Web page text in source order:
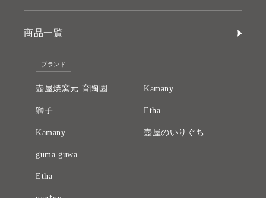
商品一覧
ブランド
壺屋焼窯元 育陶園
獅子
Kamany
guma guwa
Etha
Kamany
Etha
壺屋のいりぐち